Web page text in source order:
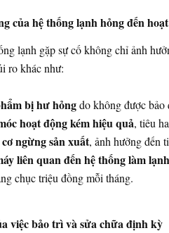
của hệ thống lạnh hỏng đến
lạnh gặp sự cố không chỉ ảnh
ro khác như:
bị hư hỏngdo không được bảo
hoạt động kém hiệu quả, tiêu
ngừng sản xuất, ảnh hưởng đến
liên quan đến hệ thống làm lạnh
chục triệu đồng mỗi tháng.
việc bảo trì và sửa chữa định kỳ